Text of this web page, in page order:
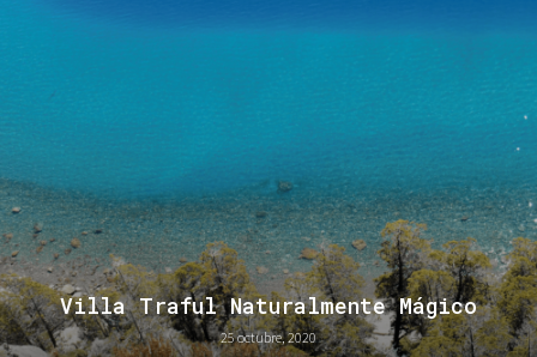
Villa Traful Naturalmente Mágico
25 octubre, 2020